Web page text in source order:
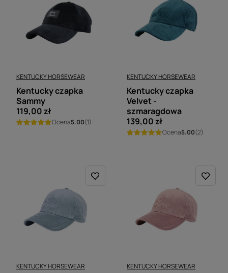
KENTUCKY HORSEWEAR
Kentucky czapka
Sammy
119,00 zł
Ocena5.00(1)
KENTUCKY HORSEWEAR
Kentucky czapka
Velvet -
szmaragdowa
139,00 zł
Ocena5.00(2)
KENTUCKY HORSEWEAR KENTUCKY HORSEWEAR